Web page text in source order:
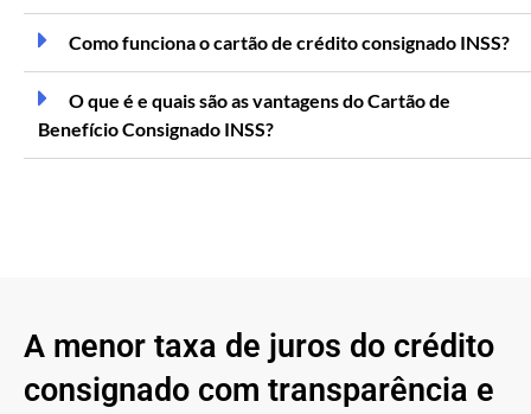
Como funciona o cartão de crédito consignado INSS?
O que é e quais são as vantagens do Cartão de
Benefício Consignado INSS?
A menor taxa de juros do crédito
consignado com transparência e